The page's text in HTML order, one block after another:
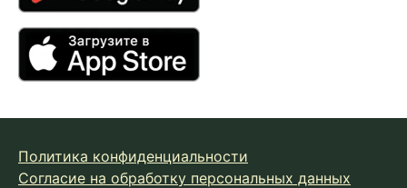
Политика конфиденциальности
Согласие на обработку персональных данных